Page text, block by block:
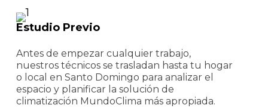
Estudio Previo
Antes de empezar cualquier trabajo,
nuestros técnicos se trasladan hasta tu hogar
o local en Santo Domingo para analizar el
espacio y planificar la solución de
climatización MundoClima más apropiada.